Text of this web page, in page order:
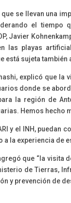
se llevan una
el
Javier
las playas
está sujeta
explicó que
donde se
la región de
Hemos hecho
y el INH,
la experiencia de
que “la
de Tierras,
y prevención de